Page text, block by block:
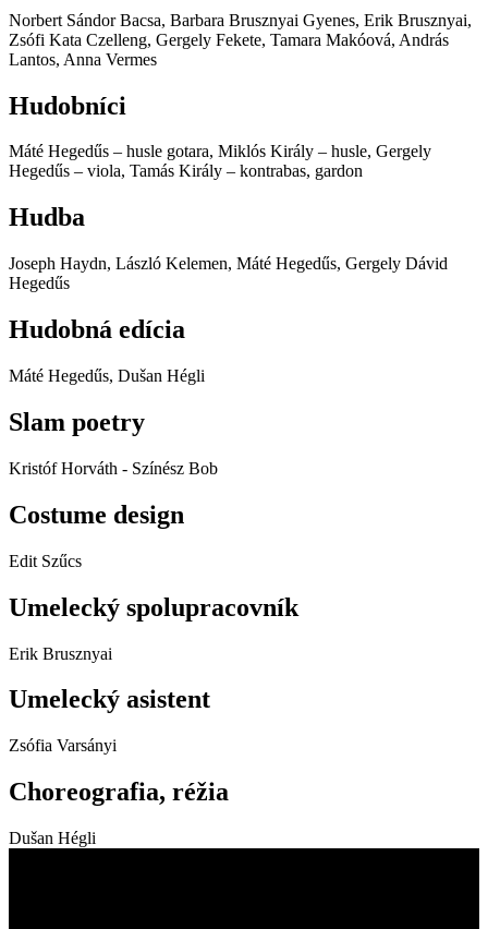
Norbert Sándor Bacsa, Barbara Brusznyai Gyenes, Erik Brusznyai,
Zsófi Kata Czelleng, Gergely Fekete, Tamara Makóová, András
Lantos, Anna Vermes
Hudobníci
Máté Hegedűs – husle gotara, Miklós Király – husle, Gergely
Hegedűs – viola, Tamás Király – kontrabas, gardon
Hudba
Joseph Haydn, László Kelemen, Máté Hegedűs, Gergely Dávid
Hegedűs
Hudobná edícia
Máté Hegedűs, Dušan Hégli
Slam poetry
Kristóf Horváth - Színész Bob
Costume design
Edit Szűcs
Umelecký spolupracovník
Erik Brusznyai
Umelecký asistent
Zsófia Varsányi
Choreografia, réžia
Dušan Hégli